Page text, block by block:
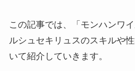
この記事では、「モンハンワ
ルシュセキリュスのスキルや
いて紹介していきます。